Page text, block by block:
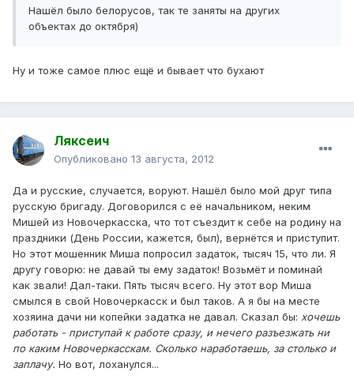
Нашёл было белорусов, так те заняты на других
объектах до октября)
Ну и тоже самое плюс ещё и бывает что бухают
Ляксеич
Опубликовано 13 августа, 2012
Да и русские, случается, воруют. Нашёл было мой друг типа
русскую бригаду. Договорился с её начальником, неким
Мишей из Новочеркасска, что тот съездит к себе на родину на
праздники (День России, кажется, был), вернётся и приступит.
Но этот мошенник Миша попросил задаток, тысяч 15, что ли. Я
другу говорю: не давай ты ему задаток! Возьмёт и поминай
как звали! Дал-таки. Пять тысяч всего. Ну этот вор Миша
смылся в свой Новочеркасск и был таков. А я бы на месте
хозяина дачи ни копейки задатка не давал. Сказал бы: хочешь
работать - приступай к работе сразу, и нечего разъезжать ни
по каким Новочеркасскам. Сколько наработаешь, за столько и
заплачу. Но вот, лоханулся...